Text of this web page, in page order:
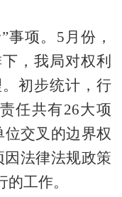
事项。 5 月份，
，我局对权利
初步统计，行
任共有26大项
位交叉的边界权
法律法规政策
工作。